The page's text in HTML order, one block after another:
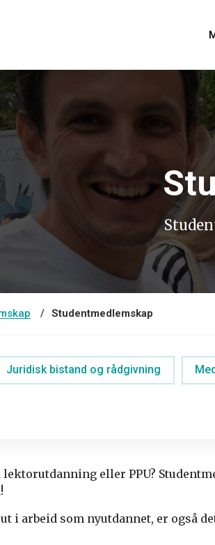
Studentmedlemskap
Juridisk bistand og rådgivning
lektorutdanning eller PPU?
i arbeid som nyutdannet, er også